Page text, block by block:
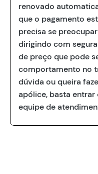
renovado
que o pagamento
precisa se
dirigindo com
de preço que pode
comportamento no
dúvida ou queira
apólice, basta
equipe de